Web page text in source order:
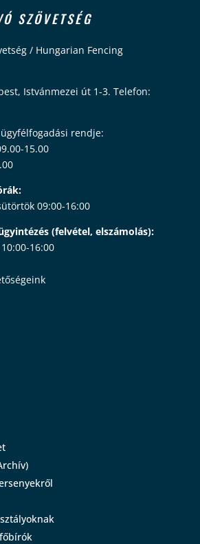
SZÖVETSÉG
/ Hungarian Fencing
Istvánmezei út 1-3. Telefon:
rendje:
15.00
09:00-16:00
(felvétel, elszámolás):
16:00